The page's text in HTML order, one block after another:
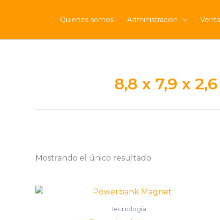
Quienes somos Administración
8,8 x 7,9 x
Otros
(0)
Bolsos / Outdoor(0)
Mostrando el único resultado
Tecnología